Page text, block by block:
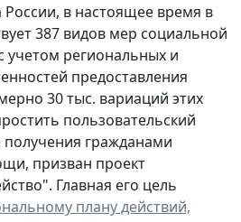
в настоящее время в
387 видов мер социальной
учетом региональных и
предоставления
30 тыс. вариаций этих
пользовательский
получения гражданами
призван проект
Главная его цель
плану действий,